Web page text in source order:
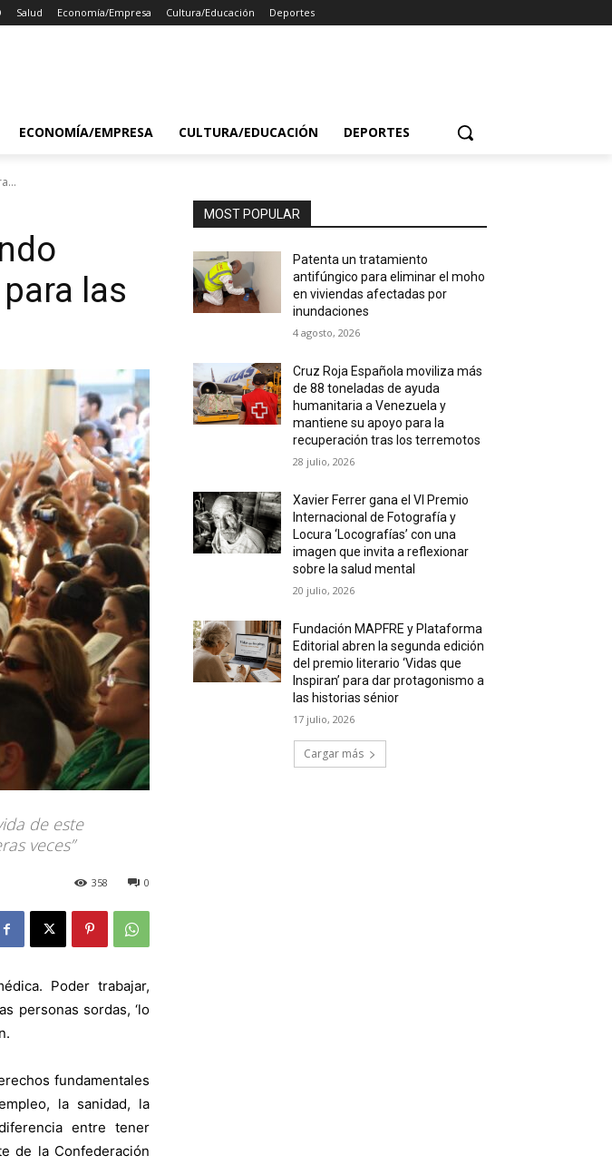
Salud Economía/Empresa Cultura/Educación Deportes
ECONOMÍA/EMPRESA CULTURA/EDUCACIÓN DEPORTES
las
de este
veces”
0
358
Poder trabajar,
personas sordas, ‘lo
fundamentales
la sanidad, la
entre tener
de la Confederación
MOST POPULAR
Patenta un tratamiento
antifúngico para eliminar el moho
en viviendas afectadas por
inundaciones
4 agosto, 2026
Cruz Roja Española moviliza más
de 88 toneladas de ayuda
humanitaria a Venezuela y
mantiene su apoyo para la
recuperación tras los terremotos
28 julio, 2026
Xavier Ferrer gana el VI Premio
Internacional de Fotografía y
Locura ‘Locografías’ con una
imagen que invita a reflexionar
sobre la salud mental
20 julio, 2026
Fundación MAPFRE y Plataforma
Editorial abren la segunda edición
del premio literario ‘Vidas que
Inspiran’ para dar protagonismo a
las historias sénior
17 julio, 2026
Cargar más